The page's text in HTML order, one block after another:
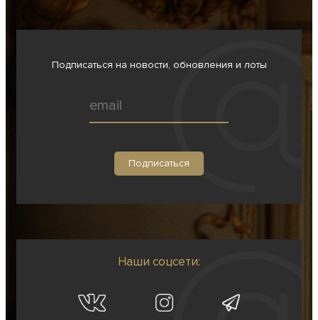
Подписаться на новости, обновления и лоты
Наши соцсети: